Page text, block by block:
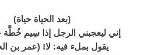
(بعد الحياة حياة)
إني ليعجبني الرجل إذا سِيم
يقول بملء فيه: لا! (عمر بن